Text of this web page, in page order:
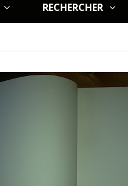
RECHERCHER